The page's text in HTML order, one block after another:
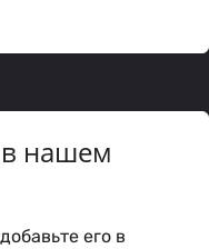
в нашем
его в